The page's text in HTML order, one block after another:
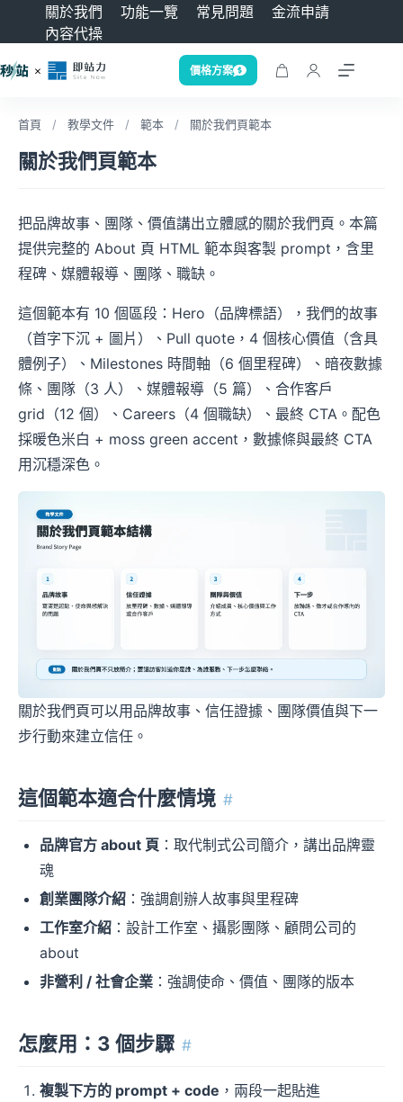
關於我們 功能一覽 常見問題
金流申請
內容代操
價格方案
首頁 / 教學文件 / 範本 / 關於我們頁範本
關於我們頁範本
把品牌故事、團隊、價值講出立體感的關於我們頁。本篇
提供完整的 About 頁 HTML 範本與客製 prompt，含里
程碑、媒體報導、團隊、職缺。
這個範本有 10 個區段：Hero（品牌標語），我們的故事
（首字下沉 + 圖片）、Pull quote，4 個核心價值（含具
體例子）、Milestones 時間軸（6 個里程碑）、暗夜數據
條、團隊（3 人）、媒體報導（5 篇）、合作客戶
grid（12 個）、Careers（4 個職缺）、最終 CTA。配色
採暖色米白 + moss green accent，數據條與最終 CTA
用沉穩深色。
關於我們頁可以用品牌故事、信任證據、團隊價值與下一
步行動來建立信任。
這個範本適合什麼情境 #
品牌官方 about 頁 ：取代制式公司簡介，講出品牌靈
魂
創業團隊介紹 ：強調創辦人故事與里程碑
工作室介紹 ：設計工作室、攝影團隊、顧問公司的
about
非營利 / 社會企業 ：強調使命、價值、團隊的版本
怎麼用：3 個步驟 #
複製下方的 prompt + code ，兩段一起貼進